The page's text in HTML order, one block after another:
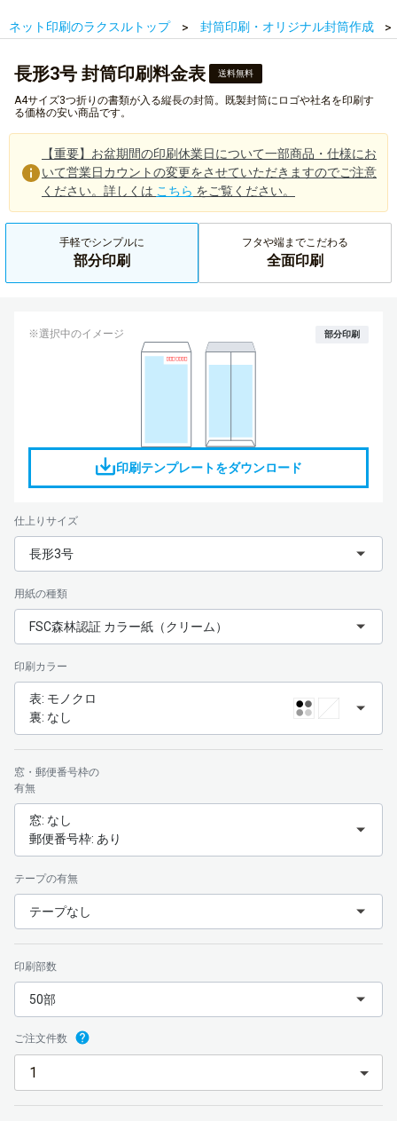
ネット印刷のラクスルトップ 封筒印刷・オリジナル封筒作成
長形3号 封筒印刷料金表 送料無料
A4サイズ3つ折りの書類が入る縦長の封筒。既製封筒にロゴや社名を印刷す
る価格の安い商品です。
【重要】お盆期間の印刷休業日について一部商品・仕様にお
いて営業日カウントの変更をさせていただきますのでご注意
ください。詳しくは こちら をご覧ください。
手軽でシンプルに
部分印刷
フタや端までこだわる
全面印刷
※選択中のイメージ
印刷テンプレートをダウンロード
部分印刷
仕上りサイズ
長形3号
用紙の種類
FSC森林認証 カラー紙（クリーム）
印刷カラー
表: モノクロ
裏: なし
窓・郵便番号枠の
有無
窓: なし
郵便番号枠: あり
テープの有無
テープなし
印刷部数
50部
ご注文件数